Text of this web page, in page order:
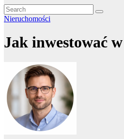
Nieruchomości
Jak inwestować